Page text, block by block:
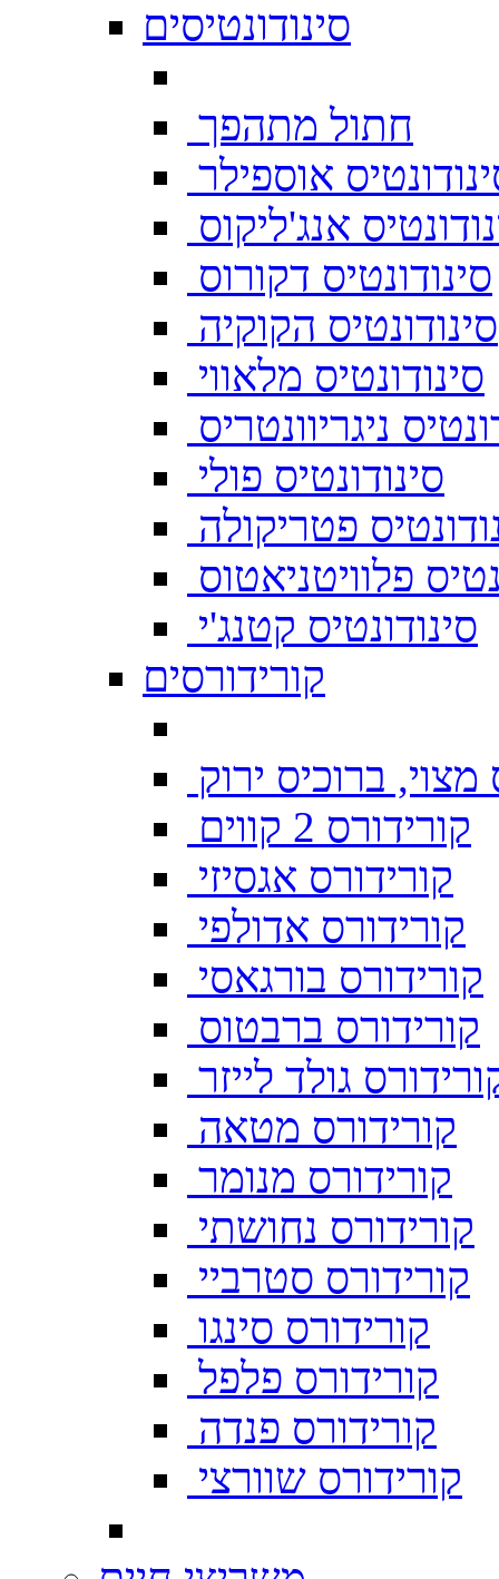
סינודונטיסים
חתול מתהפך
אוספילר
אנג'ליקוס
סינודונטיס דקורוס
סינודונטיס הקוקיה
סינודונטיס מלאווי
ניגריוונטריס
סינודונטיס פולי
פטריקולה
פלוויטניאטוס
סינודונטיס קטנג'י
קורידורסים
מצוי, ברוכיס ירוק
קורידורס 2 קווים
קורידורס אגסיזי
קורידורס אדולפי
קורידורס בורגאסי
קורידורס ברבטוס
גולד לייזר
קורידורס מטאה
קורידורס מנומר
קורידורס נחושתי
קורידורס סטרביי
קורידורס סינגו
קורידורס פלפל
קורידורס פנדה
קורידורס שוורצי